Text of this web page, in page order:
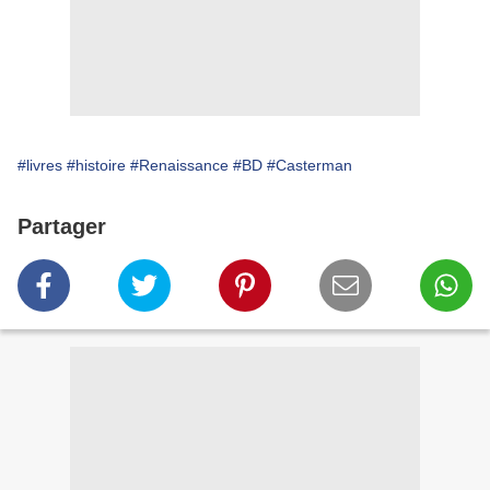
#livres #histoire #Renaissance #BD #Casterman
Partager